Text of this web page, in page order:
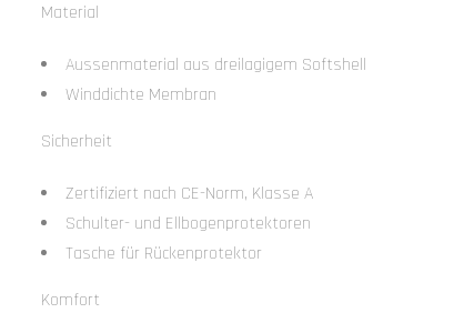
Material
Aussenmaterial aus dreilagigem Softshell
Winddichte Membran
Sicherheit
Zertifiziert nach CE-Norm, Klasse A
Schulter- und Ellbogenprotektoren
Tasche für Rückenprotektor
Komfort